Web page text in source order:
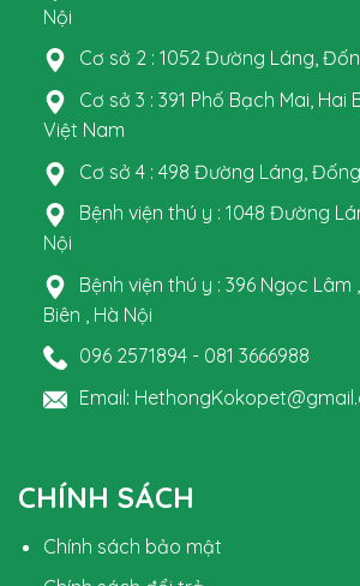
Nội
Cơ sở 2 : 1052 Đường Láng,
Cơ sở 3 : 391 Phố Bạch Mai, Hai
Việt Nam
Cơ sở 4 : 498 Đường Láng,
Bệnh viện thú y : 1048 Đường
Nội
Bệnh viện thú y : 396 Ngọc Lâm
Biên , Hà Nội
096 2571894 - 081 3666988
Email:
CHÍNH SÁCH
Chính sách bảo mật